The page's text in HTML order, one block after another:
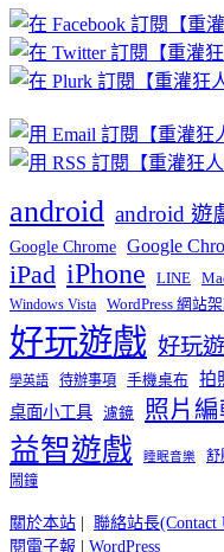
章
分
類
android android 遊
Google Chrome Google
iPad iPhone LINE
Windows Vista WordPress 網站
好玩遊戲 好玩
學英語 待辦事項 手機桌布 拍
桌面小工具 濾鏡 照片編
益智遊戲 睡眠音樂 舒
鬧鐘
關於本站 | 聯絡站長(Contact
閱電子報 | WordPress